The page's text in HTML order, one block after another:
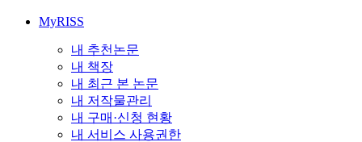
MyRISS
내 추천논문
내 책장
내 최근 본 논문
내 저작물관리
내 구매·신청 현황
내 서비스 사용권한